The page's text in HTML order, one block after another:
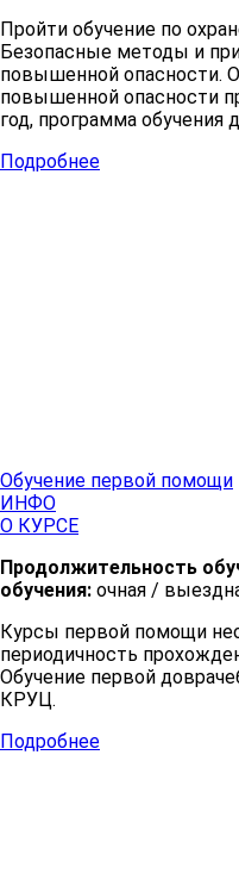
Пройти обучение по
Безопасные методы и
повышенной опасности.
повышенной опасности
год, программа обучения
Подробнее
Обучение первой помощи
ИНФО
О КУРСЕ
Продолжительность
обучения: очная /
Курсы первой помощи
периодичность
Обучение первой
КРУЦ.
Подробнее